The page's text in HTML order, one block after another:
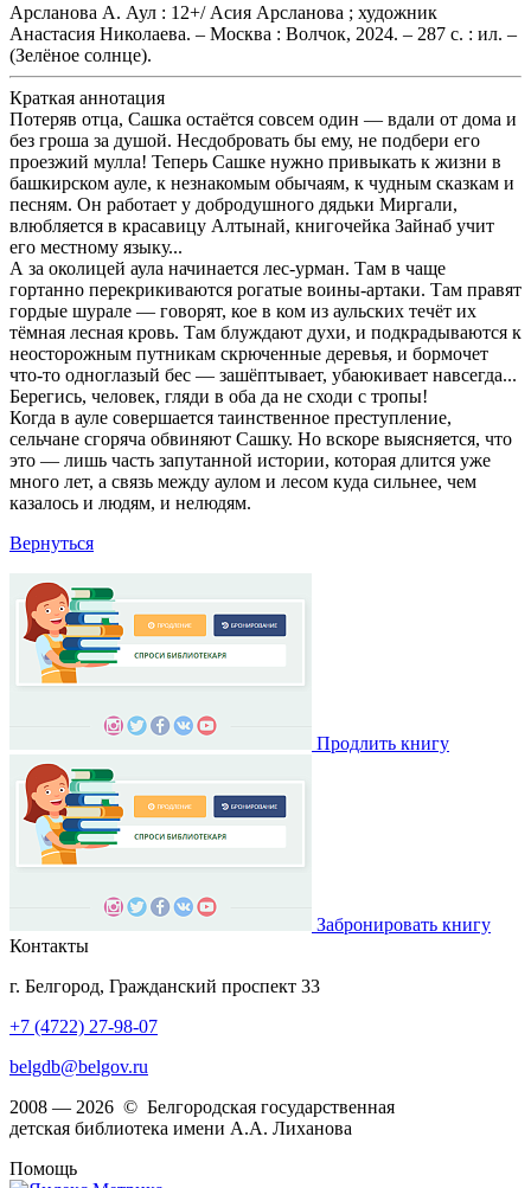
Арсланова А. Аул : 12+/ Асия Арсланова ; художник
Анастасия Николаева. – Москва : Волчок, 2024. – 287 с. : ил. –
(Зелёное солнце).
Краткая аннотация
Потеряв отца, Сашка остаётся совсем один — вдали от дома и
без гроша за душой. Несдобровать бы ему, не подбери его
проезжий мулла! Теперь Сашке нужно привыкать к жизни в
башкирском ауле, к незнакомым обычаям, к чудным сказкам и
песням. Он работает у добродушного дядьки Миргали,
влюбляется в красавицу Алтынай, книгочейка Зайнаб учит
его местному языку...
А за околицей аула начинается лес-урман. Там в чаще
гортанно перекрикиваются рогатые воины-артаки. Там правят
гордые шурале — говорят, кое в ком из аульских течёт их
тёмная лесная кровь. Там блуждают духи, и подкрадываются к
неосторожным путникам скрюченные деревья, и бормочет
что-то одноглазый бес — зашёптывает, убаюкивает навсегда...
Берегись, человек, гляди в оба да не сходи с тропы!
Когда в ауле совершается таинственное преступление,
сельчане сгоряча обвиняют Сашку. Но вскоре выясняется, что
это — лишь часть запутанной истории, которая длится уже
много лет, а связь между аулом и лесом куда сильнее, чем
казалось и людям, и нелюдям.
Вернуться
Продлить книгу
Забронировать книгу
Контакты
г. Белгород, Гражданский проспект 33
+7 (4722) 27-98-07
belgdb@belgov.ru
2008 — 2026 © Белгородская государственная
детская библиотека имени А.А. Лиханова
Помощь